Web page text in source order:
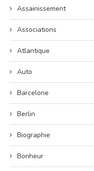
Assainissement
Associations
Atlantique
Auto
Barcelone
Berlin
Biographie
Bonheur